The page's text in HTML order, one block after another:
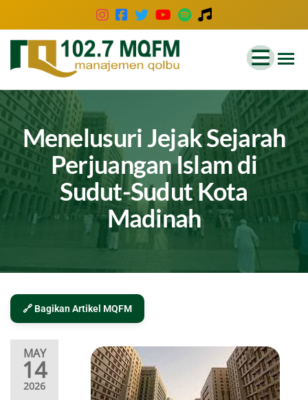
MQFM
Bandung
–
Inspirasi
Keluarga
Indonesia
Indonesia
Menelusuri Jejak Sejarah
Perjuangan Islam di
Sudut-Sudut Kota
Madinah
🔗 Bagikan Artikel MQFM
MAY
14
2026